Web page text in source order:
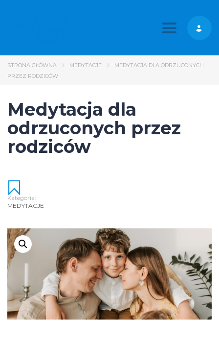
Toggle
STRONA GŁÓWNA MEDYTACJE
MEDYTACJA DLA ODRZUCONYCH
PRZEZ RODZICÓW
Medytacja dla
odrzuconych przez
rodziców
Kategoria:
MEDYTACJE